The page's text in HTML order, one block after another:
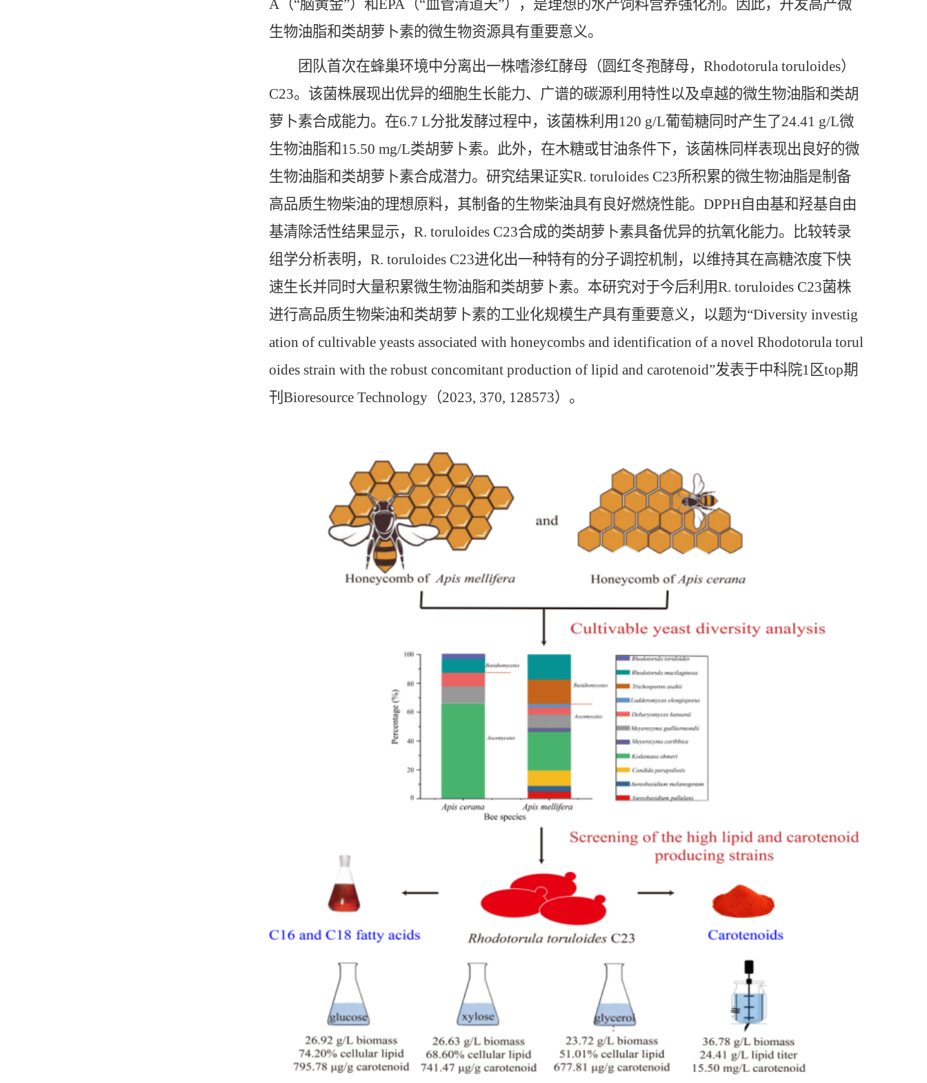
A（“脑黄金”）和EPA（“血管清道夫”），是理想的水产饲料营养强化剂。因此，开发高产微
生物油脂和类胡萝卜素的微生物资源具有重要意义。
团队首次在蜂巢环境中分离出一株嗜渗红酵母（圆红冬孢酵母，Rhodotorula toruloides）
C23。该菌株展现出优异的细胞生长能力、广谱的碳源利用特性以及卓越的微生物油脂和类胡
萝卜素合成能力。在6.7 L分批发酵过程中，该菌株利用120 g/L葡萄糖同时产生了24.41 g/L微
生物油脂和15.50 mg/L类胡萝卜素。此外，在木糖或甘油条件下，该菌株同样表现出良好的微
生物油脂和类胡萝卜素合成潜力。研究结果证实R. toruloides C23所积累的微生物油脂是制备
高品质生物柴油的理想原料，其制备的生物柴油具有良好燃烧性能。DPPH自由基和羟基自由
基清除活性结果显示，R. toruloides C23合成的类胡萝卜素具备优异的抗氧化能力。比较转录
组学分析表明，R. toruloides C23进化出一种特有的分子调控机制，以维持其在高糖浓度下快
速生长并同时大量积累微生物油脂和类胡萝卜素。本研究对于今后利用R. toruloides C23菌株
进行高品质生物柴油和类胡萝卜素的工业化规模生产具有重要意义，以题为“Diversity investig
ation of cultivable yeasts associated with honeycombs and identification of a novel Rhodotorula torul
oides strain with the robust concomitant production of lipid and carotenoid”发表于中科院1区top期
刊Bioresource Technology（2023, 370, 128573）。